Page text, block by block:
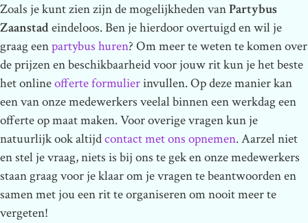
Zoals je kunt zien zijn de mogelijkheden vanPartybus
Zaanstadeindeloos. Ben je hierdoor overtuigd en wil je
graag eenpartybus huren? Om meer te weten te komen over
de prijzen en beschikbaarheid voor jouw rit kun je het beste
het onlineofferte formulierinvullen. Op deze manier kan
een van onze medewerkers veelal binnen een werkdag een
offerte op maat maken. Voor overige vragen kun je
natuurlijk ook altijdcontact met ons opnemen. Aarzel niet
en stel je vraag, niets is bij ons te gek en onze medewerkers
staan graag voor je klaar om je vragen te beantwoorden en
samen met jou een rit te organiseren om nooit meer te
vergeten!